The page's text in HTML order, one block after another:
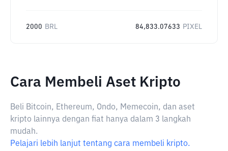
2000 BRL 84,833.07633 PIXEL
Cara Membeli Aset Kripto
Beli Bitcoin, Ethereum, Ondo, Memecoin, dan aset
kripto lainnya dengan fiat hanya dalam 3 langkah
mudah.
Pelajari lebih lanjut tentang cara membeli kripto.